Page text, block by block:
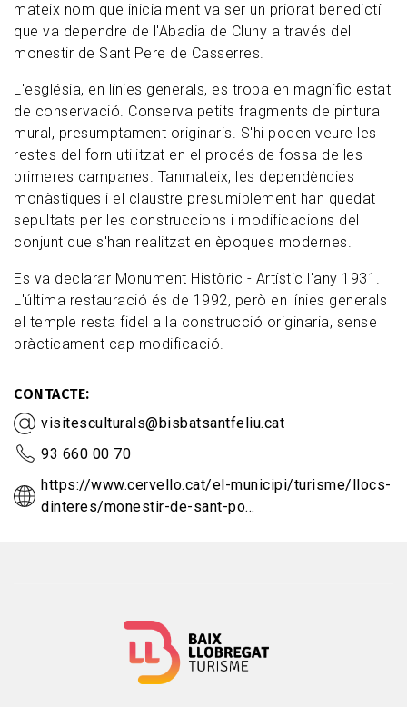
mateix nom que inicialment va ser un priorat benedictí
que va dependre de l'Abadia de Cluny a través del
monestir de Sant Pere de Casserres.
L'església, en línies generals, es troba en magnífic estat
de conservació. Conserva petits fragments de pintura
mural, presumptament originaris. S'hi poden veure les
restes del forn utilitzat en el procés de fossa de les
primeres campanes. Tanmateix, les dependències
monàstiques i el claustre presumiblement han quedat
sepultats per les construccions i modificacions del
conjunt que s'han realitzat en èpoques modernes.
Es va declarar Monument Històric - Artístic l'any 1931.
L'última restauració és de 1992, però en línies generals
el temple resta fidel a la construcció originaria, sense
pràcticament cap modificació.
CONTACTE
visitesculturals@bisbatsantfeliu.cat
93 660 00 70
https://www.cervello.cat/el-municipi/turisme/llocs-
dinteres/monestir-de-sant-po…